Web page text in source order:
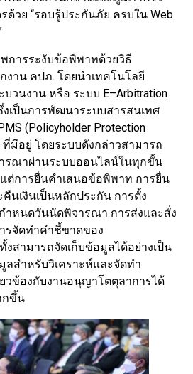
ด้วย “รอบรู้ประกันภัย ครบใน Web
การระงับข้อพิพาทด้วยวิธี
าน คปภ. โดยนำเทคโนโลยี
วนงาน หรือ ระบบ E–Arbitration
เป็นการพัฒนาระบบสารสนเทศ
(Policyholder Protection
ที่มีอยู่ โดยระบบดังกล่าวสามารถ
รณาผ่านระบบออนไลน์ในทุกขั้น
ต่การยื่นคำเสนอข้อพิพาท การยื่น
นเงินเป็นหลักประกัน การตั้ง
ำหนดวันนัดพิจารณา การส่งและสั่ง
รจัดทำคำชี้ขาดของ
สามารถจัดเก็บข้อมูลได้อย่างเป็น
สำหรับวิเคราะห์และจัดทำ
วข้องกับงานอนุญาโตตุลาการได้
กขึ้น